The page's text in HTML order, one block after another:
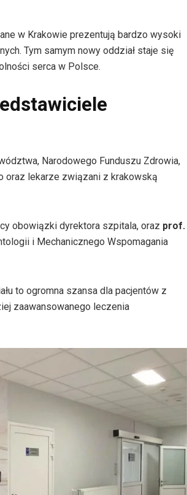
w Krakowie prezentują bardzo wysoki
Tym samym nowy oddział staje się
serca w Polsce.
Narodowego Funduszu Zdrowia,
oraz lekarze związani z krakowską
obowiązki dyrektora szpitala, oraz prof.
i Mechanicznego Wspomagania
to ogromna szansa dla pacjentów z
zaawansowanego leczenia